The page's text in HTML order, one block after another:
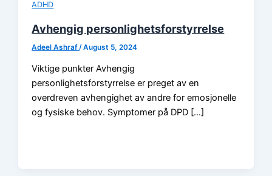
ADHD
Avhengig personlighetsforstyrrelse
Adeel Ashraf/August 5, 2024
Viktige punkter Avhengig
personlighetsforstyrrelse er preget av en
overdreven avhengighet av andre for emosjonelle
og fysiske behov. Symptomer på DPD […]